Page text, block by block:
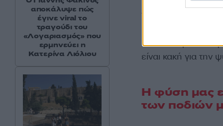
Το αποτέλεσμα
πώς και γιατί η
συναισθηματική
είναι κακή για
Η φύση μας
των ποδιών
αποκάλυψε πώς
έγινε viral το
τραγούδι του
«Λογαριασμός» που
ερμηνεύει η
Κατερίνα Λιόλιου